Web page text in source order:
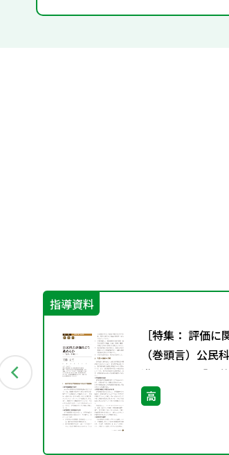
指導資料
［特集： 評価に
（巻頭言）公民
進めるか－「公共
高